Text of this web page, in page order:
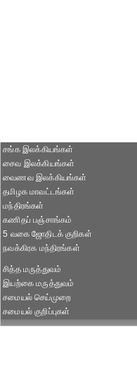
சங்க இலக்கியங்கள்
சைவ இலக்கியங்கள்
வைணவ இலக்கியங்கள்
தமிழக மாவட்டங்கள்
மந்திரங்கள்
கணிதப் பஞ்சாங்கம்
5 வகை ஜோதிடக் குறிகள்
நவக்கிரக மந்திரங்கள்
சித்த மருத்துவம்
இயற்கை மருத்துவம்
சமையல் செய்முறை
சமையல் குறிப்புகள்